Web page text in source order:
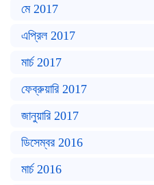
মে 2017
এপ্রিল 2017
মার্চ 2017
ফেব্রুয়ারি 2017
জানুয়ারি 2017
ডিসেম্বর 2016
মার্চ 2016